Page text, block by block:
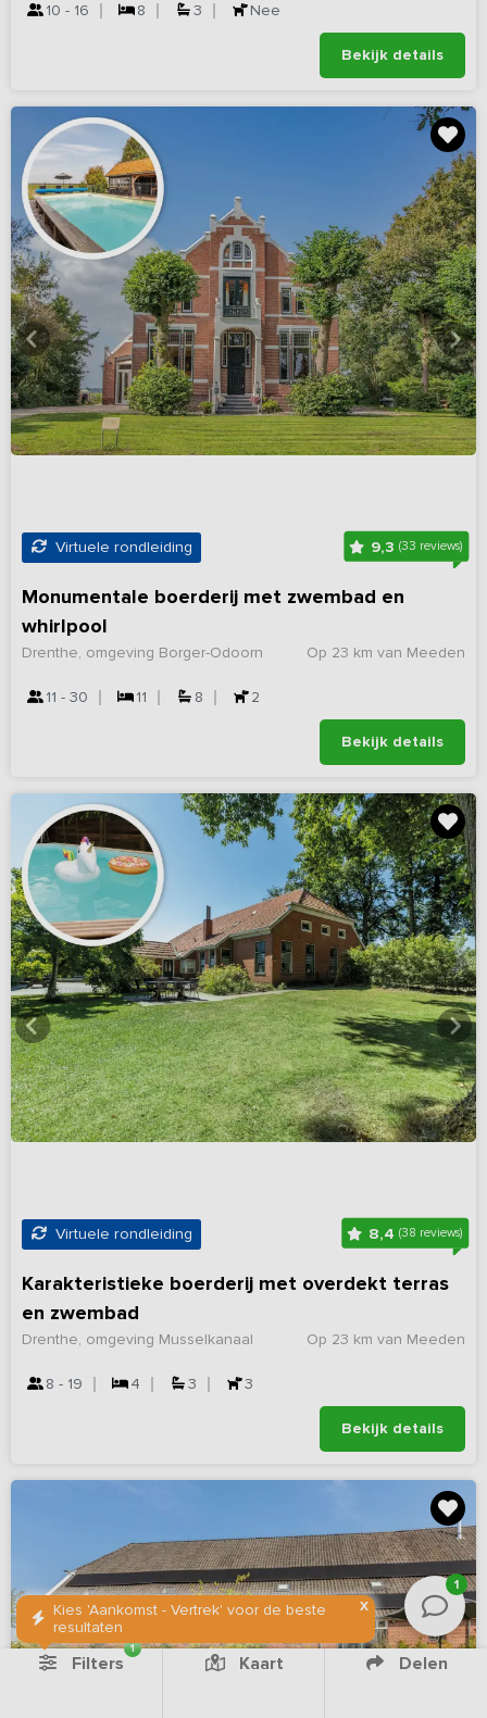
10 - 16 8 3 Nee
Bekijk details
Virtuele rondleiding 9,3 (33 reviews)
Monumentale boerderij met zwembad en
whirlpool
Op 23 km van Meeden
Drenthe, omgeving Borger-Odoorn
11 - 30 11 8 2
Bekijk details
Virtuele rondleiding 8,4 (38 reviews)
Karakteristieke boerderij met overdekt terras
en zwembad
Op 23 km van Meeden
Drenthe, omgeving Musselkanaal
8 - 19 4 3 3
Bekijk details
X
Kies 'Aankomst - Vertrek' voor de beste
resultaten
1
Filters
1
Kaart Delen